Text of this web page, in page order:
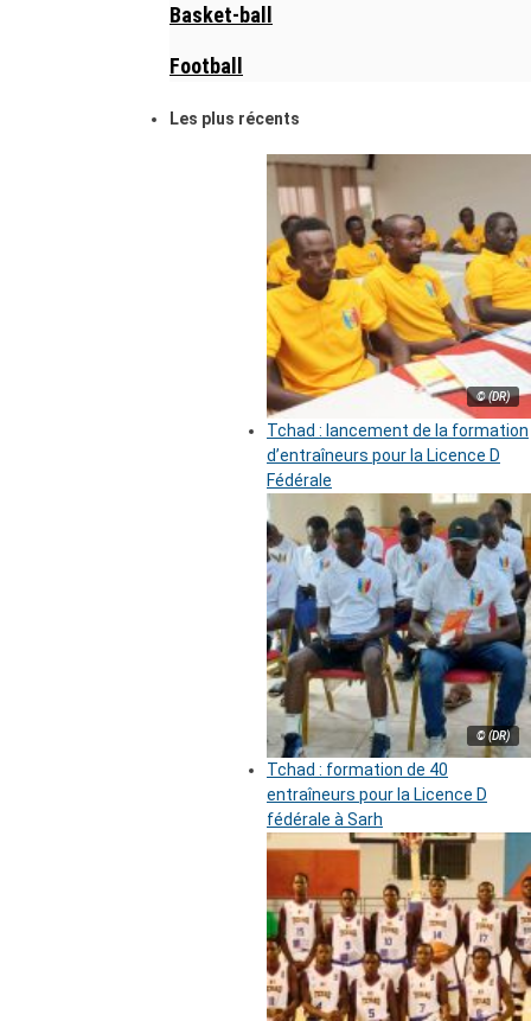
Basket-ball
Football
Les plus récents
© (DR)
Tchad : lancement de la formation
d’entraîneurs pour la Licence D
Fédérale
© (DR)
Tchad : formation de 40
entraîneurs pour la Licence D
fédérale à Sarh